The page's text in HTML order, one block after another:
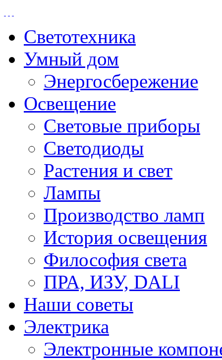
Светотехника
Умный дом
Энергосбережение
Освещение
Световые приборы
Светодиоды
Растения и свет
Лампы
Производство ламп
История освещения
Философия света
ПРА, ИЗУ, DALI
Наши советы
Электрика
Электронные